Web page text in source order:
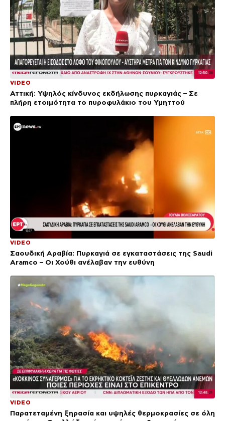
VIDEO
Αττική: Υψηλός κίνδυνος εκδήλωσης πυρκαγιάς – Σε
πλήρη ετοιμότητα το πυροφυλάκιο του Υμηττού
VIDEO
Σαουδική Αραβία: Πυρκαγιά σε εγκαταστάσεις της Saudi
Aramco – Οι Χούθι ανέλαβαν την ευθύνη
VIDEO
Παρατεταμένη ξηρασία και υψηλές θερμοκρασίες σε όλη